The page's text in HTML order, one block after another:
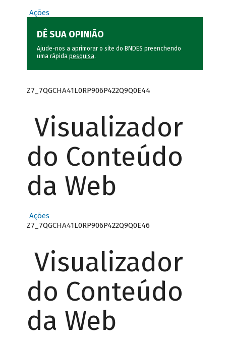
Ações
DÊ SUA OPINIÃO
Ajude-nos a aprimorar o site do BNDES preenchendo
uma rápida pesquisa.
Z7_7QGCHA41L0RP906P422Q9Q0E44
Visualizador
do Conteúdo
da Web
Ações
Z7_7QGCHA41L0RP906P422Q9Q0E46
Visualizador
do Conteúdo
da Web